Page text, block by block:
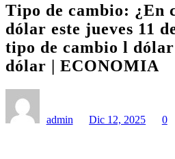
Tipo de cambio: ¿En
dólar este jueves 11
tipo de cambio l
dólar | ECONOMIA
admin Dic 12, 2025 0